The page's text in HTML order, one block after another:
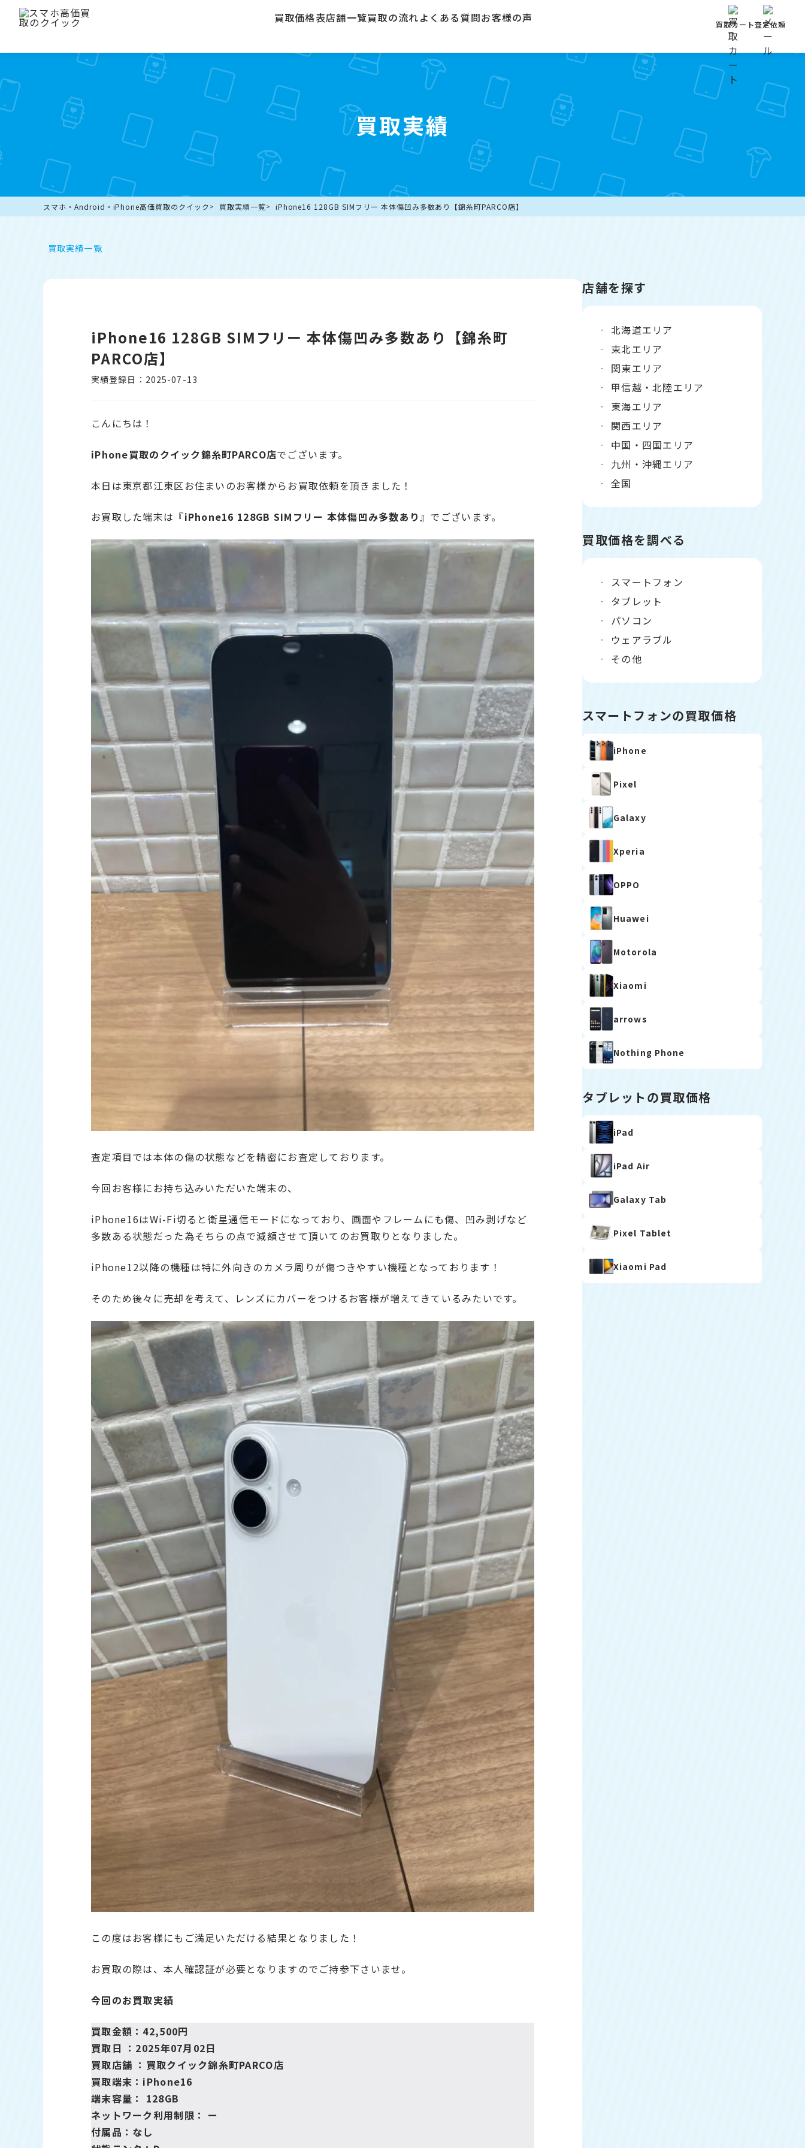
買取価格表店舗一覧買取の流れよくある質問お客様の声 買取カート査定依頼
買取実績
スマホ・Android・iPhone高価買取のクイック 買取実績一覧 iPhone16 128GB SIMフリー 本体傷凹み多数あり【錦糸町PARCO店】
買取実績一覧
iPhone16 128GB SIMフリー 本体傷凹み多数あり【錦糸町
PARCO店】
実績登録日：2025-07-13
こんにちは！
iPhone買取のクイック錦糸町PARCO店でございます。
本日は東京都江東区お住まいのお客様からお買取依頼を頂きました！
お買取した端末は『iPhone16 128GB SIMフリー 本体傷凹み多数あり』でございます。
査定項目では本体の傷の状態などを精密にお査定しております。
今回お客様にお持ち込みいただいた端末の、
iPhone16はWi-Fi切ると衛星通信モードになっており、画面やフレームにも傷、凹み剥げなど
多数ある状態だった為そちらの点で減額させて頂いてのお買取りとなりました。
iPhone12以降の機種は特に外向きのカメラ周りが傷つきやすい機種となっております！
そのため後々に売却を考えて、レンズにカバーをつけるお客様が増えてきているみたいです。
この度はお客様にもご満足いただける結果となりました！
お買取の際は、本人確認証が必要となりますのでご持参下さいませ。
今回のお買取実績
買取金額：42,500円
買取日 ：2025年07月02日
買取店舗 ： 買取クイック錦糸町PARCO店
買取端末：iPhone16
端末容量： 128GB
ネットワーク利用制限： ー
付属品：なし
店舗を探す
北海道エリア
東北エリア
関東エリア
甲信越・北陸エリア
東海エリア
関西エリア
中国・四国エリア
九州・沖縄エリア
全国
買取価格を調べる
スマートフォン
タブレット
パソコン
ウェアラブル
その他
スマートフォンの買取価格
iPhone
Pixel
Galaxy
Xperia
OPPO
Huawei
Motorola
Xiaomi
arrows
Nothing Phone
タブレットの買取価格
iPad
iPad Air
Galaxy Tab
Pixel Tablet
Xiaomi Pad